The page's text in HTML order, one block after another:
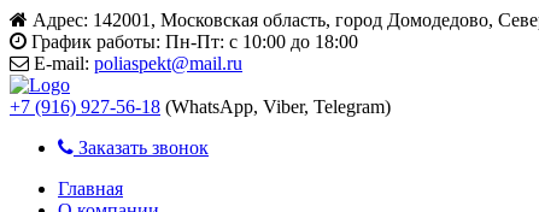
Адрес: 142001, Московская область, город Домодедово,
График работы: Пн-Пт: с 10:00 до 18:00
E-mail: poliaspekt@mail.ru
+7 (916) 927-56-18 (WhatsApp, Viber, Telegram)
Заказать звонок
Главная